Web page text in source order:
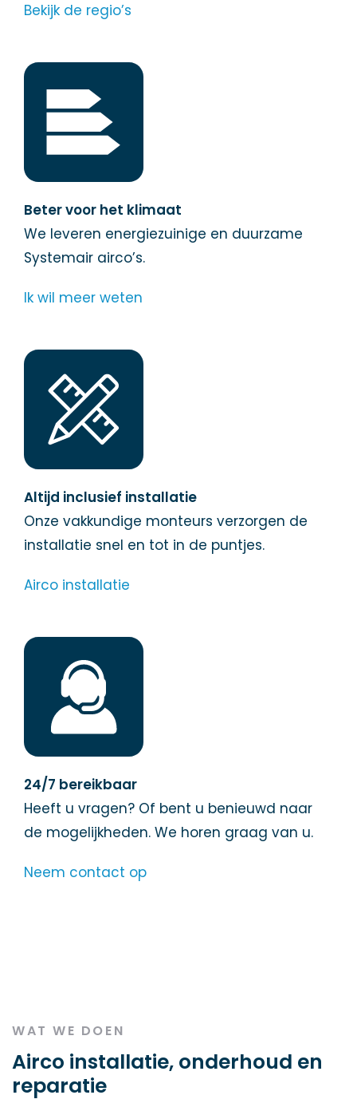
Bekijk de regio’s
Beter voor het klimaat
We leveren energiezuinige en duurzame
Systemair airco’s.
Ik wil meer weten
Altijd inclusief installatie
Onze vakkundige monteurs verzorgen de
installatie snel en tot in de puntjes.
Airco installatie
24/7 bereikbaar
Heeft u vragen? Of bent u benieuwd naar
de mogelijkheden. We horen graag van u.
Neem contact op
WAT WE DOEN
Airco installatie, onderhoud en
reparatie